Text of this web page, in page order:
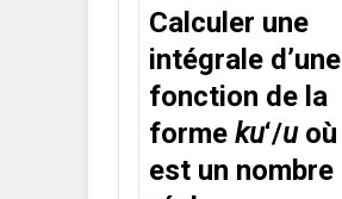
Calculer une
intégrale d’une
fonction de la
forme ku‘/uoù
est un nombre